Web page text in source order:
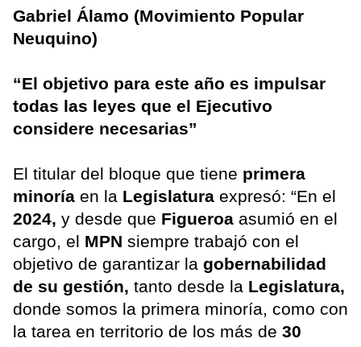
Gabriel Álamo (Movimiento Popular
Neuquino)
“El objetivo para este año es impulsar
todas las leyes que el Ejecutivo
considere necesarias”
El titular del bloque que tiene primera
minoría en la Legislatura expresó: “En el
2024, y desde que Figueroa asumió en el
cargo, el MPN siempre trabajó con el
objetivo de garantizar la gobernabilidad
de su gestión, tanto desde la Legislatura,
donde somos la primera minoría, como con
la tarea en territorio de los más de 30